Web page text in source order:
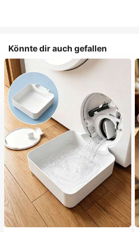
Könnte dir auch gefallen